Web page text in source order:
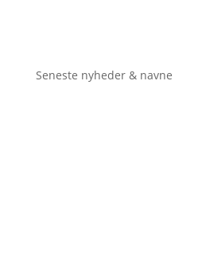
Seneste nyheder & navne